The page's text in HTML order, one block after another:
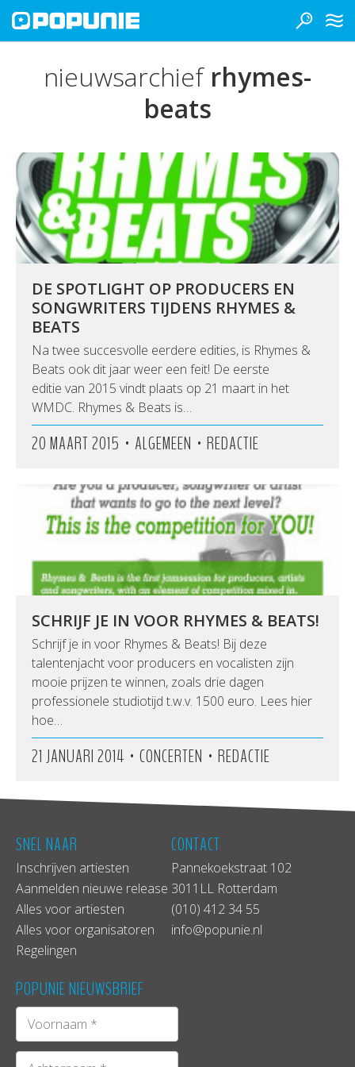
nieuwsarchief rhymes-
beats
DE SPOTLIGHT OP PRODUCERS EN
SONGWRITERS TIJDENS RHYMES &
BEATS
Na twee succesvolle eerdere edities, is Rhymes &
Beats ook dit jaar weer een feit! De eerste
editie van 2015 vindt plaats op 21 maart in het
WMDC. Rhymes & Beats is…
20 MAART 2015 • ALGEMEEN • REDACTIE
SCHRIJF JE IN VOOR RHYMES & BEATS!
Schrijf je in voor Rhymes & Beats! Bij deze
talentenjacht voor producers en vocalisten zijn
mooie prijzen te winnen, zoals drie dagen
professionele studiotijd t.w.v. 1500 euro. Lees hier
hoe…
21 JANUARI 2014 • CONCERTEN • REDACTIE
SNEL NAAR
Inschrijven artiesten
Aanmelden nieuwe release
Alles voor artiesten
Alles voor organisatoren
Regelingen
CONTACT
Pannekoekstraat 102
3011LL Rotterdam
(010) 412 34 55
info@popunie.nl
POPUNIE NIEUWSBRIEF